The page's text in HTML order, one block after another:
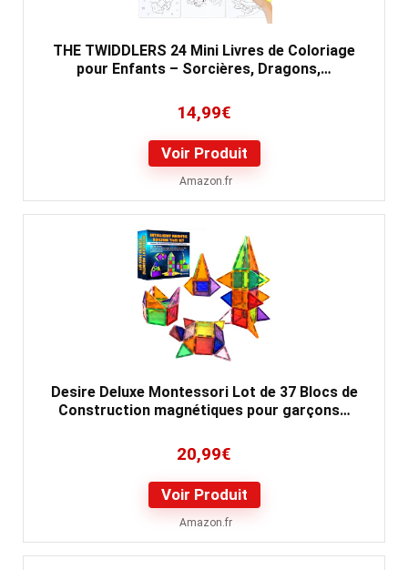
THE TWIDDLERS 24 Mini Livres de Coloriage
pour Enfants – Sorcières, Dragons,…
14,99€
Voir Produit
Amazon.fr
Desire Deluxe Montessori Lot de 37 Blocs de
Construction magnétiques pour garçons…
20,99€
Voir Produit
Amazon.fr